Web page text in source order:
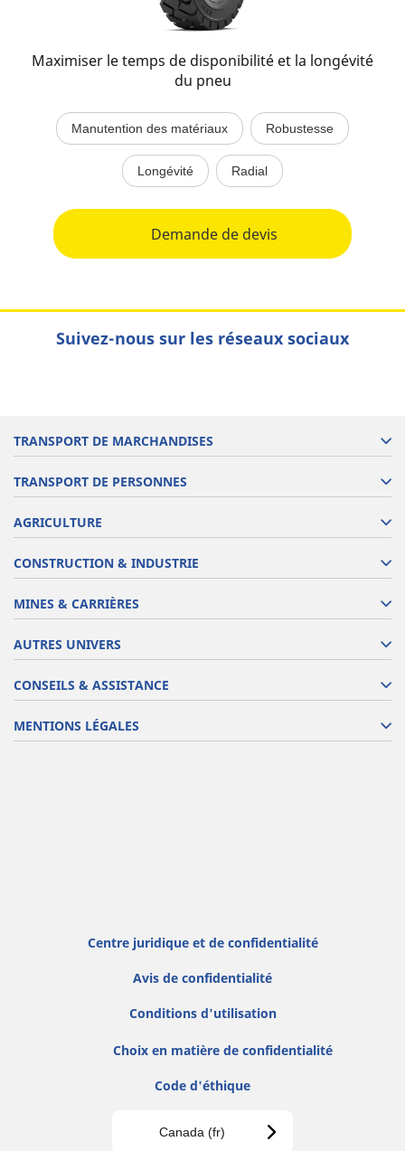
Maximiser le temps de disponibilité et la longévité
du pneu
Manutention des matériaux Robustesse
Longévité Radial
Demande de devis
Suivez-nous sur les réseaux sociaux
TRANSPORT DE MARCHANDISES
TRANSPORT DE PERSONNES
AGRICULTURE
CONSTRUCTION & INDUSTRIE
MINES & CARRIÈRES
AUTRES UNIVERS
CONSEILS & ASSISTANCE
MENTIONS LÉGALES
Centre juridique et de confidentialité
Avis de confidentialité
Conditions d'utilisation
Choix en matière de confidentialité
Code d'éthique
Canada (fr)